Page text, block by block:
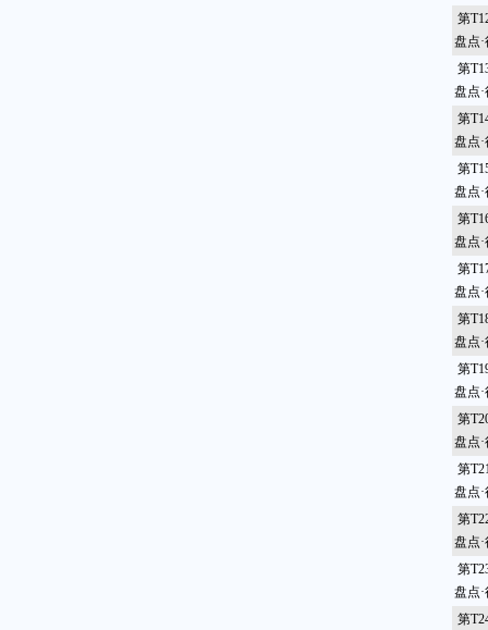
第
盘点
第
盘点
第
盘点
第
盘点
第
盘点
第
盘点
第
盘点
第
盘点
第
盘点
第
盘点
第
盘点
第
盘点
第